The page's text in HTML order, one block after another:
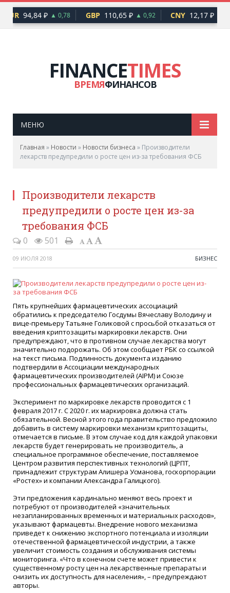
EUR 94,84 ₽ ▲ 0,78 GBP 110,65 ₽ ▲ 0,92 CNY 12,17 ₽ ▲
FINANCETIMES
ВРЕМЯФИНАНСОВ
МЕНЮ
Главная » Новости » Новости бизнеса » Производители
лекарств предупредили о росте цен из-за требования ФСБ
Производители лекарств
предупредили о росте цен из-за
требования ФСБ
0 501
09 ИЮЛЯ 2018 БИЗНЕС
Пять крупнейших фармацевтических ассоциаций
обратились к председателю Госдумы Вячеславу Володину и
вице-премьеру Татьяне Голиковой с просьбой отказаться от
введения криптозащиты маркировки лекарств. Они
предупреждают, что в противном случае лекарства могут
значительно подорожать. Об этом сообщает РБК со ссылкой
на текст письма. Подлинность документа изданию
подтвердили в Ассоциации международных
фармацевтических производителей (АІРМ) и Союзе
профессиональных фармацевтических организаций.
Эксперимент по маркировке лекарств проводится с 1
февраля 2017 г. С 2020 г. их маркировка должна стать
обязательной. Весной этого года правительство предложило
добавить в систему маркировки механизм криптозащиты,
отмечается в письме. В этом случае код для каждой упаковки
лекарств будет генерировать не производитель, а
специальное программное обеспечение, поставляемое
Центром развития перспективных технологий (ЦРПТ,
принадлежит структурам Алишера Усманова, госкорпорации
«Ростех» и компании Александра Галицкого).
Эти предложения кардинально меняют весь проект и
потребуют от производителей «значительных
незапланированных временных и материальных расходов»,
указывают фармацевты. Внедрение нового механизма
приведет к снижению экспортного потенциала и изоляции
отечественной фармацевтической индустрии, а также
увеличит стоимость создания и обслуживания системы
мониторинга. «Что в конечном счете может привести к
существенному росту цен на лекарственные препараты и
снизить их доступность для населения», – предупреждают
авторы.